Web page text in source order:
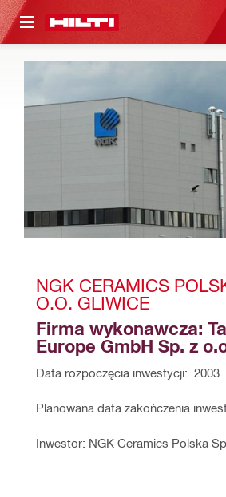
GŁÓWNEJ
NGK CERAMICS
O.O. GLIWICE
Firma wykonawcza:
Europe GmbH Sp. z
Data rozpoczęcia inwestycji:  2003
Planowana data zakończenia
Inwestor: NGK Ceramics Polska